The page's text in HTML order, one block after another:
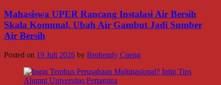
Mahasiswa UPER Rancang Instalasi Air Bersih
Skala Komunal, Ubah Air Gambut Jadi Sumber
Air Bersih
Posted on 19 Juli 2026 by Brohendy Cueng